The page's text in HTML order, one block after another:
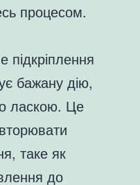
процесом.
підкріплення
бажану дію,
ласкою. Це
таке як
до